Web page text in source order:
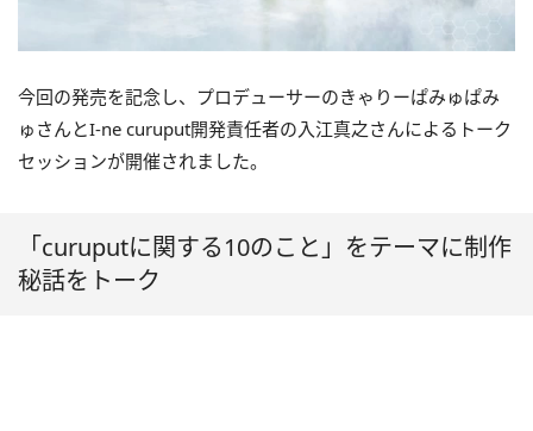
今回の発売を記念し、プロデューサーのきゃりーぱみゅぱみ
ゅさんとI-ne curuput開発責任者の入江真之さんによるトーク
セッションが開催されました。
「curuputに関する10のこと」をテーマに制作
秘話をトーク